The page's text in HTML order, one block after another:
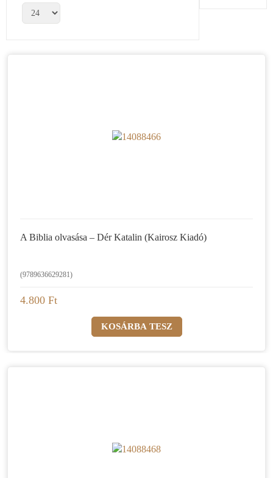
A Biblia olvasása – Dér Katalin (Kairosz Kiadó)
(9789636629281)
4.800 Ft